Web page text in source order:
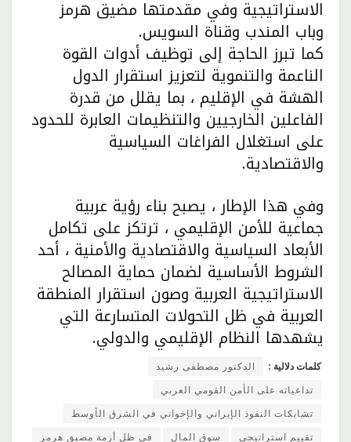
الاستراتيجية وفي مقدمتها مضيق هرمز
وباب المندب وقناة السويس.
كما تبرز الحاجة إلى توظيف أدوات القوة
الناعمة والتنموية لتعزيز استقرار الدول
الهشة في الإقليم ، بما يقلل من قدرة
الفاعلين الخارجيين والتنظيمات العابرة للحدود
على استغلال الفراغات السياسية
والاقتصادية.
وفي هذا الإطار ، يصبح بناء رؤية عربية
جماعية للأمن الإقليمي ، ترتكز على تكامل
الأبعاد السياسية والاقتصادية والأمنية ، أحد
الشروط الأساسية لضمان حماية المصالح
الاستراتيجية العربية وصون استقرار المنطقة
العربية في ظل التحولات المتسارعة التي
يشهدها النظام الإقليمي والدولي.
كلمات دلالية :
الدكتور مصطفى رشيد
تداعياته على الأمن القومي العربي
تشابكات النفوذ الإيراني والإخواني في الشرق الأوسط
تقييم استراتيجي
سوق المال
في ظل أزمة مضيق هرمز